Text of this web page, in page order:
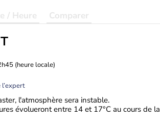
/ Heure Comparer
(heure locale)
l’expert
l'atmosphère sera instable.
évolueront entre 14 et 17°C au cours de la